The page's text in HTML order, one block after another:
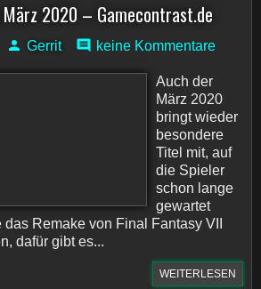
März 2020 – Gamecontrast.de
Gerrit keine Kommentare
Auch der
März 2020
bringt wieder
besondere
Titel mit, auf
die Spieler
schon lange
gewartet
Remake von Final Fantasy VII
dafür gibt es...
WEITERLESEN